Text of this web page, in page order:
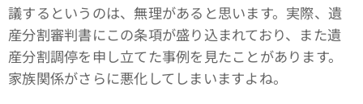
議するというのは、無理があると思います。実際、遺
産分割審判書にこの条項が盛り込まれており、また遺
産分割調停を申し立てた事例を見たことがあります。
家族関係がさらに悪化してしまいますよね。